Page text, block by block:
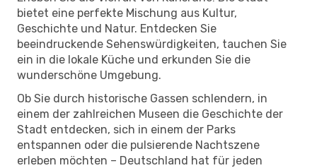
bietet eine perfekte Mischung aus Kultur,
Geschichte und Natur. Entdecken Sie
beeindruckende Sehenswürdigkeiten, tauchen Sie
ein in die lokale Küche und erkunden Sie die
wunderschöne Umgebung.
Ob Sie durch historische Gassen schlendern, in
einem der zahlreichen Museen die Geschichte der
Stadt entdecken, sich in einem der Parks
entspannen oder die pulsierende Nachtszene
erleben möchten – Deutschland hat für jeden